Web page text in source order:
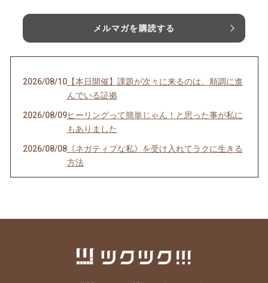
メルマガを購読する
2026/08/10【本日開催】課題が次々に来るのは、順調に進
んでいる証拠
2026/08/09ヒーリングって簡単じゃん！と思った事が私に
もありました
2026/08/08《ネガティブな私》を受け入れてラクに生きる
方法
最も楽に、しかも確実に人生を好転させる方法